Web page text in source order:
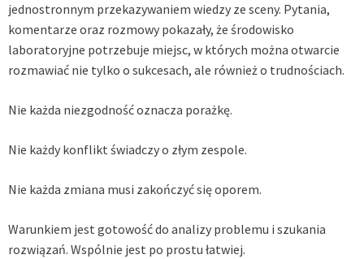
jednostronnym przekazywaniem wiedzy ze sceny. Pytania,
komentarze oraz rozmowy pokazały, że środowisko
laboratoryjne potrzebuje miejsc, w których można otwarcie
rozmawiać nie tylko o sukcesach, ale również o trudnościach.
Nie każda niezgodność oznacza porażkę.
Nie każdy konflikt świadczy o złym zespole.
Nie każda zmiana musi zakończyć się oporem.
Warunkiem jest gotowość do analizy problemu i szukania
rozwiązań. Wspólnie jest po prostu łatwiej.